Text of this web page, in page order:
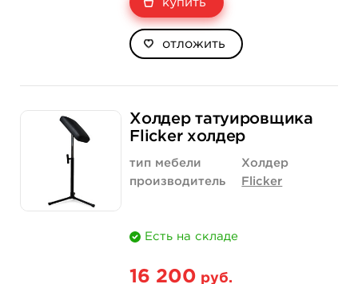
купить
отложить
Холдер татуировщика
Flicker холдер
тип мебели
Холдер
производитель
Flicker
Есть на складе
16 200 руб.